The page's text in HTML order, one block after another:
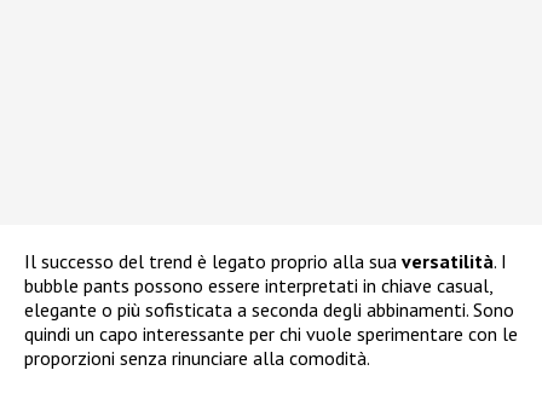
Il successo del trend è legato proprio alla sua versatilità. I
bubble pants possono essere interpretati in chiave casual,
elegante o più sofisticata a seconda degli abbinamenti. Sono
quindi un capo interessante per chi vuole sperimentare con le
proporzioni senza rinunciare alla comodità.